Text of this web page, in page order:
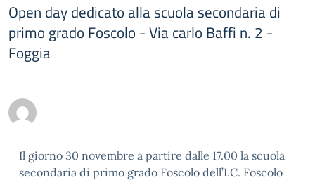
Open day dedicato alla scuola secondaria di
primo grado Foscolo - Via carlo Baffi n. 2 -
Foggia
Il giorno 30 novembre a partire dalle 17.00 la scuola
secondaria di primo grado Foscolo dell’I.C. Foscolo